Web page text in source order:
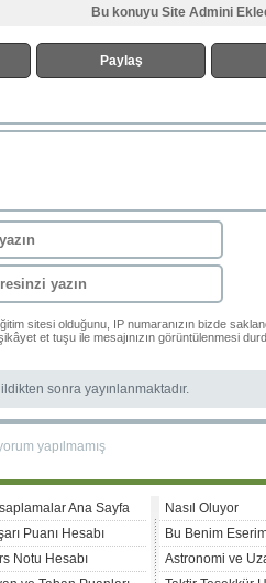
Bu konuyu Site Admini
Paylaş
sitesi olduğunu, IP numaranızın bizde
et tuşu ile mesajınızın görüntülenmesi
sonra yayınlanmaktadır.
yapılmamış
Ana Sayfa
Puanı Hesabı
Notu Hesabı
Nasıl Oluyor
Bu Benim
Astronomi ve